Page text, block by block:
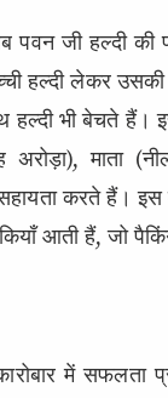
जी हल्दी की
हल्दी लेकर
भी बेचते हैं।
माता
सहायता करते हैं।
आती हैं, जो
में सफलता